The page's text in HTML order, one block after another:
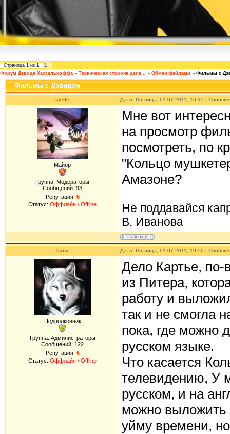
Страница 1 из 1 1
Форум Дэвида Хассельхоффа » Техническая сторона дела... » Обмен файлами » Фильмы с
Фильмы с Дэвидом
taelle Дата: Пятница, 01.07.2011, 16:35 |
Майор
Группа: Модераторы
Сообщений: 93
Репутация: 6
Статус: Оффлайн / Offline
Мне вот
на просмотр
посмотреть, по
"Кольцо
Амазоне?
Не поддавайся
В. Иванова
Ilana Дата: Пятница, 01.07.2011, 19:50 |
Подполковник
Группа: Администраторы
Сообщений: 122
Репутация: 6
Статус: Оффлайн / Offline
Дело Картье, по-
из Питера,
работу и
так и не смогла
пока, где можно
русском языке.
Что касается
телевидению, У
русском, и на
можно выложить
уйму времени,